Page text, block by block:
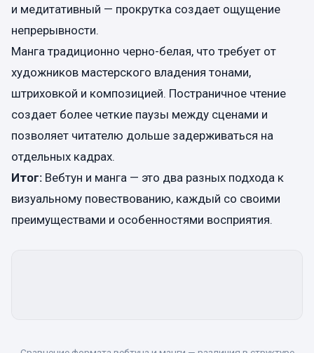
и медитативный — прокрутка создает ощущение
непрерывности.
Манга традиционно черно-белая, что требует от
художников мастерского владения тонами,
штриховкой и композицией. Постраничное чтение
создает более четкие паузы между сценами и
позволяет читателю дольше задерживаться на
отдельных кадрах.
Итог: Вебтун и манга — это два разных подхода к
визуальному повествованию, каждый со своими
преимуществами и особенностями восприятия.